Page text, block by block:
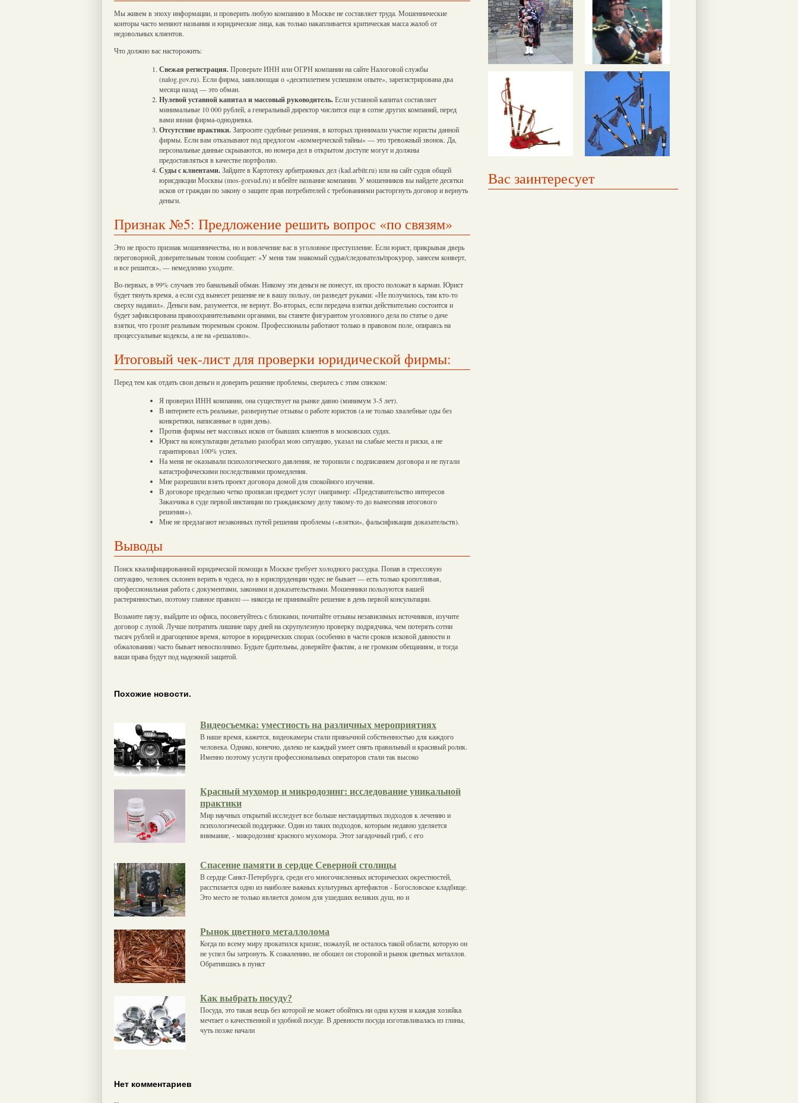
Вас заинтересует
Мы живем в эпоху информации, и проверить любую компанию в Москве не составляет труда. Мошеннические
конторы часто меняют названия и юридические лица, как только накапливается критическая масса жалоб от
недовольных клиентов.
Что должно вас насторожить:
Свежая регистрация.Проверьте ИНН или ОГРН компании на сайте Налоговой службы
(nalog.gov.ru). Если фирма, заявляющая о «десятилетнем успешном опыте», зарегистрирована два
месяца назад — это обман.
Нулевой уставной капитал и массовый руководитель.Если уставной капитал составляет
минимальные 10 000 рублей, а генеральный директор числится еще в сотне других компаний, перед
вами явная фирма-однодневка.
Отсутствие практики.Запросите судебные решения, в которых принимали участие юристы данной
фирмы. Если вам отказывают под предлогом «коммерческой тайны» — это тревожный звонок. Да,
персональные данные скрываются, но номера дел в открытом доступе могут и должны
предоставляться в качестве портфолио.
Суды с клиентами.Зайдите в Картотеку арбитражных дел (kad.arbitr.ru) или на сайт судов общей
юрисдикции Москвы (mos-gorsud.ru) и вбейте название компании. У мошенников вы найдете десятки
исков от граждан по закону о защите прав потребителей с требованиями расторгнуть договор и вернуть
деньги.
Признак №5: Предложение решить вопрос «по связям»
Это не просто признак мошенничества, но и вовлечение вас в уголовное преступление. Если юрист, прикрывая дверь
переговорной, доверительным тоном сообщает: «У меня там знакомый судья/следователь/прокурор, занесем конверт,
и все решится», — немедленно уходите.
Во-первых, в 99% случаев это банальный обман. Никому эти деньги не понесут, их просто положат в карман. Юрист
будет тянуть время, а если суд вынесет решение не в вашу пользу, он разведет руками: «Не получилось, там кто-то
сверху надавил». Деньги вам, разумеется, не вернут. Во-вторых, если передача взятки действительно состоится и
будет зафиксирована правоохранительными органами, вы станете фигурантом уголовного дела по статье о даче
взятки, что грозит реальным тюремным сроком. Профессионалы работают только в правовом поле, опираясь на
процессуальные кодексы, а не на «решалово».
Итоговый чек-лист для проверки юридической фирмы:
Перед тем как отдать свои деньги и доверить решение проблемы, сверьтесь с этим списком:
Я проверил ИНН компании, она существует на рынке давно (минимум 3-5 лет).
В интернете есть реальные, развернутые отзывы о работе юристов (а не только хвалебные оды без
конкретики, написанные в один день).
Против фирмы нет массовых исков от бывших клиентов в московских судах.
Юрист на консультации детально разобрал мою ситуацию, указал на слабые места и риски, а не
гарантировал 100% успех.
На меня не оказывали психологического давления, не торопили с подписанием договора и не пугали
катастрофическими последствиями промедления.
Мне разрешили взять проект договора домой для спокойного изучения.
В договоре предельно четко прописан предмет услуг (например: «Представительство интересов
Заказчика в суде первой инстанции по гражданскому делу такому-то до вынесения итогового
решения»).
Мне не предлагают незаконных путей решения проблемы («взятки», фальсификация доказательств).
Выводы
Поиск квалифицированной юридической помощи в Москве требует холодного рассудка. Попав в стрессовую
ситуацию, человек склонен верить в чудеса, но в юриспруденции чудес не бывает — есть только кропотливая,
профессиональная работа с документами, законами и доказательствами. Мошенники пользуются вашей
растерянностью, поэтому главное правило — никогда не принимайте решение в день первой консультации.
Возьмите паузу, выйдите из офиса, посоветуйтесь с близкими, почитайте отзывы независимых источников, изучите
договор с лупой. Лучше потратить лишние пару дней на скрупулезную проверку подрядчика, чем потерять сотни
тысяч рублей и драгоценное время, которое в юридических спорах (особенно в части сроков исковой давности и
обжалования) часто бывает невосполнимо. Будьте бдительны, доверяйте фактам, а не громким обещаниям, и тогда
ваши права будут под надежной защитой.
Похожие новости.
Видеосъемка: уместность на различных мероприятиях
В наше время, кажется, видеокамеры стали привычной собственностью для каждого
человека. Однако, конечно, далеко не каждый умеет снять правильный и красивый ролик.
Именно поэтому услуги профессиональных операторов стали так высоко
Красный мухомор и микродозинг: исследование уникальной
практики
Мир научных открытий исследует все больше нестандартных подходов к лечению и
психологической поддержке. Один из таких подходов, которым недавно уделяется
внимание, - микродозинг красного мухомора. Этот загадочный гриб, с его
Спасение памяти в сердце Северной столицы
В сердце Санкт-Петербурга, среди его многочисленных исторических окрестностей,
расстилается одно из наиболее важных культурных артефактов - Богословское кладбище.
Это место не только является домом для ушедших великих душ, но и
Рынок цветного металлолома
Когда по всему миру прокатился кризис, пожалуй, не осталось такой области, которую он
не успел бы затронуть. К сожалению, не обошел он стороной и рынок цветных металлов.
Обратившись в пункт
Как выбрать посуду?
Посуда, это такая вещь без которой не может обойтись ни одна кухня и каждая хозяйка
мечтает о качественной и удобной посуде. В древности посуда изготавливалась из глины,
чуть позже начали
Нет комментариев